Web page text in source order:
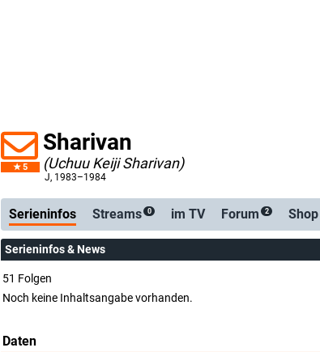
5
Sharivan
(Uchuu Keiji Sharivan)
J, 1983–1984
Serienticker
Serieninfos Streams 0 im TV Forum 2 Shop
Serieninfos & News
51 Folgen
Noch keine Inhaltsangabe vorhanden.
Daten